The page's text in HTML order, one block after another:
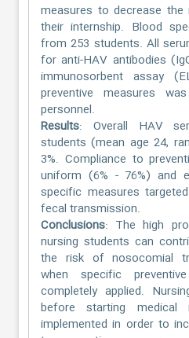
measures to decrease
their internship. Blood
from 253 students. All
for anti-HAV antibodies
immunosorbent assay
preventive measures
personnel.
Results: Overall HAV
students (mean age 24,
3%. Compliance to
uniform (6% - 76%) and
specific measures
fecal transmission.
Conclusions: The high
nursing students can
the risk of nosocomial
when specific
completely applied.
before starting medical
implemented in order to